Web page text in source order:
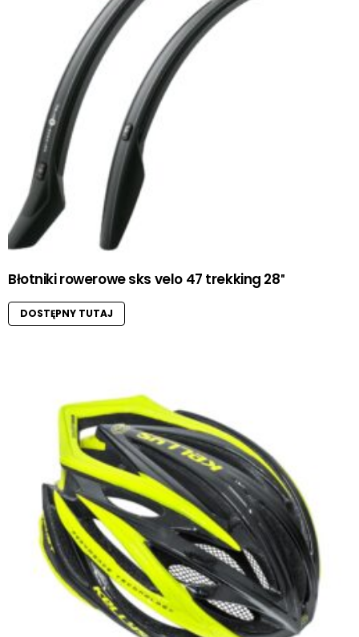
Błotniki rowerowe sks velo 47 trekking 28″
DOSTĘPNY TUTAJ